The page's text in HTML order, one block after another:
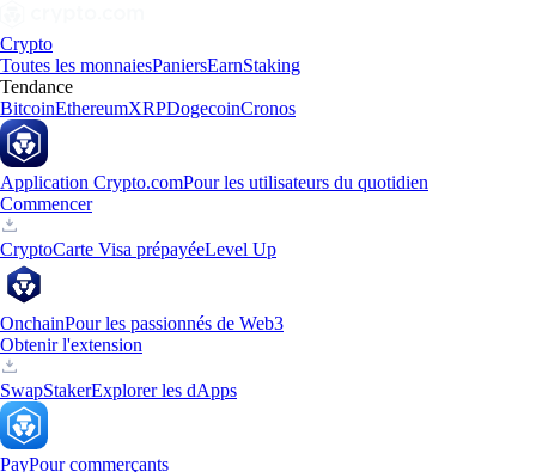
Crypto
Toutes les monnaiesPaniersEarnStaking
Tendance
BitcoinEthereumXRPDogecoinCronos
Application Crypto.comPour les utilisateurs du quotidien
Commencer
CryptoCarte Visa prépayéeLevel Up
OnchainPour les passionnés de Web3
Obtenir l'extension
SwapStakerExplorer les dApps
PayPour commerçants